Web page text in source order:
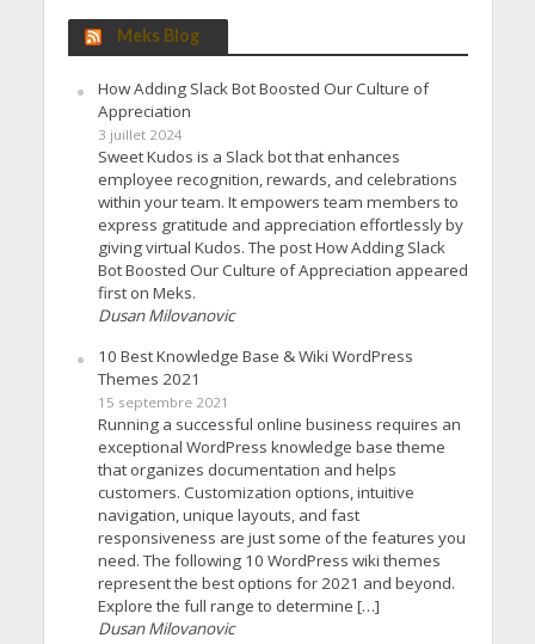
Meks Blog
How Adding Slack Bot Boosted Our Culture of
Appreciation
3 juillet 2024
Sweet Kudos is a Slack bot that enhances
employee recognition, rewards, and celebrations
within your team. It empowers team members to
express gratitude and appreciation effortlessly by
giving virtual Kudos. The post How Adding Slack
Bot Boosted Our Culture of Appreciation appeared
first on Meks.
Dusan Milovanovic
10 Best Knowledge Base & Wiki WordPress
Themes 2021
15 septembre 2021
Running a successful online business requires an
exceptional WordPress knowledge base theme
that organizes documentation and helps
customers. Customization options, intuitive
navigation, unique layouts, and fast
responsiveness are just some of the features you
need. The following 10 WordPress wiki themes
represent the best options for 2021 and beyond.
Explore the full range to determine […]
Dusan Milovanovic